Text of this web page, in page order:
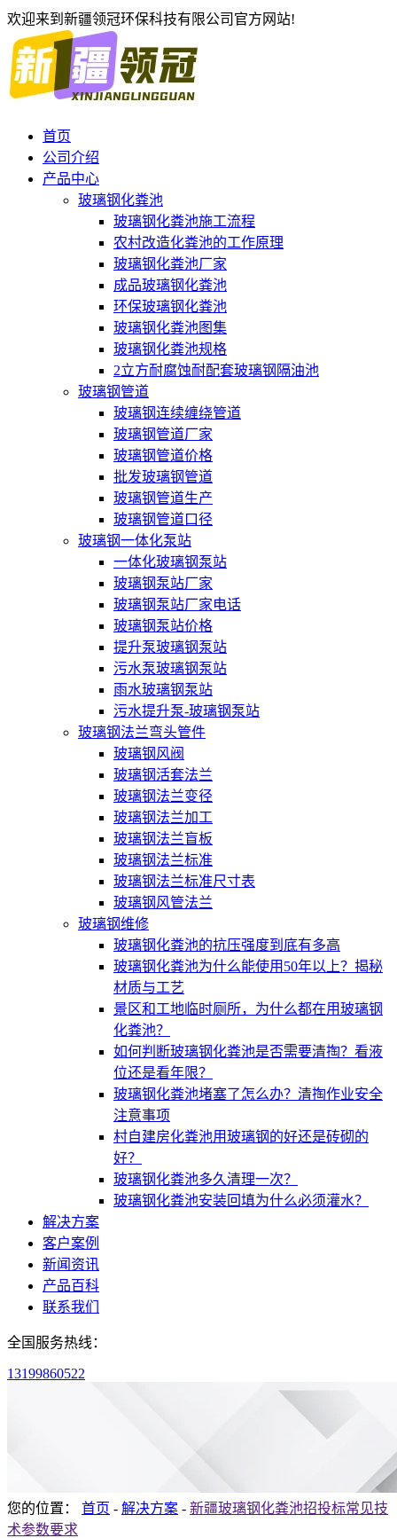
欢迎来到新疆领冠环保科技有限公司官方网站!
首页
公司介绍
产品中心
玻璃钢化粪池
玻璃钢化粪池施工流程
农村改造化粪池的工作原理
玻璃钢化粪池厂家
成品玻璃钢化粪池
环保玻璃钢化粪池
玻璃钢化粪池图集
玻璃钢化粪池规格
2立方耐腐蚀耐配套玻璃钢隔油池
玻璃钢管道
玻璃钢连续缠绕管道
玻璃钢管道厂家
玻璃钢管道价格
批发玻璃钢管道
玻璃钢管道生产
玻璃钢管道口径
玻璃钢一体化泵站
一体化玻璃钢泵站
玻璃钢泵站厂家
玻璃钢泵站厂家电话
玻璃钢泵站价格
提升泵玻璃钢泵站
污水泵玻璃钢泵站
雨水玻璃钢泵站
污水提升泵-玻璃钢泵站
玻璃钢法兰弯头管件
玻璃钢风阀
玻璃钢活套法兰
玻璃钢法兰变径
玻璃钢法兰加工
玻璃钢法兰盲板
玻璃钢法兰标准
玻璃钢法兰标准尺寸表
玻璃钢风管法兰
玻璃钢维修
玻璃钢化粪池的抗压强度到底有多高
玻璃钢化粪池为什么能使用50年以上？揭秘
材质与工艺
景区和工地临时厕所，为什么都在用玻璃钢
化粪池？
如何判断玻璃钢化粪池是否需要清掏？看液
位还是看年限？
玻璃钢化粪池堵塞了怎么办？清掏作业安全
注意事项
村自建房化粪池用玻璃钢的好还是砖砌的
好？
玻璃钢化粪池多久清理一次？
玻璃钢化粪池安装回填为什么必须灌水？
解决方案
客户案例
新闻资讯
产品百科
联系我们
全国服务热线：
13199860522
您的位置： 首页 - 解决方案 - 新疆玻璃钢化粪池招投标常见技
术参数要求